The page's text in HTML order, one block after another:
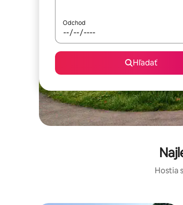
Odchod
Hľadať
Hostia